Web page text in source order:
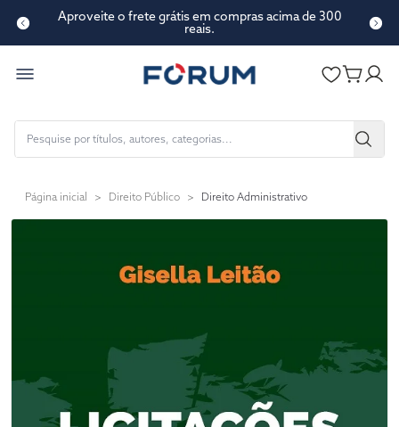
Aproveite o frete grátis em compras acima de 300
reais.
Página inicial > Direito Público > Direito Administrativo